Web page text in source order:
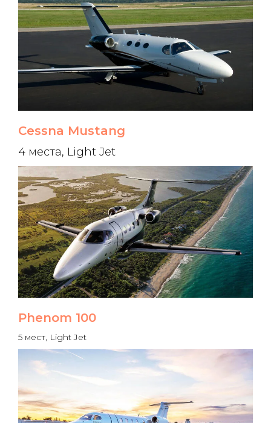
Cessna Mustang
4 места, Light Jet
Phenom 100
5 мест, Light Jet